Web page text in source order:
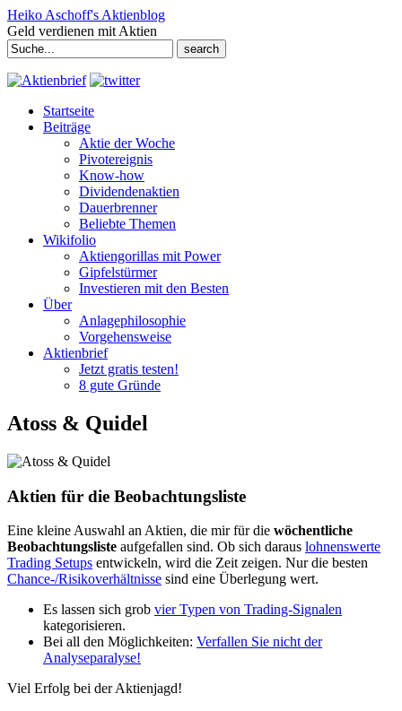
Heiko Aschoff's Aktienblog
Geld verdienen mit Aktien
Search
for:
Startseite
Beiträge
Aktie der Woche
Pivotereignis
Know-how
Dividendenaktien
Dauerbrenner
Beliebte Themen
Wikifolio
Aktiengorillas mit Power
Gipfelstürmer
Investieren mit den Besten
Über
Anlagephilosophie
Vorgehensweise
Aktienbrief
Jetzt gratis testen!
8 gute Gründe
Atoss & Quidel
Aktien für die Beobachtungsliste
Eine kleine Auswahl an Aktien, die mir für die wöchentliche
Beobachtungsliste aufgefallen sind. Ob sich daraus lohnenswerte
Trading Setups entwickeln, wird die Zeit zeigen. Nur die besten
Chance-/Risikoverhältnisse sind eine Überlegung wert.
Es lassen sich grob vier Typen von Trading-Signalen
kategorisieren.
Bei all den Möglichkeiten: Verfallen Sie nicht der
Analyseparalyse!
Viel Erfolg bei der Aktienjagd!